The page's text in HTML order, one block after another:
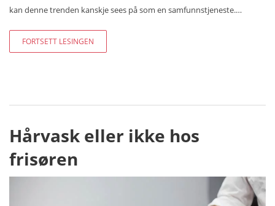
kan denne trenden kanskje sees på som en samfunnstjeneste.…
FORTSETT LESINGEN
Hårvask eller ikke hos
frisøren